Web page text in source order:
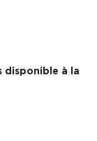
disponible à la